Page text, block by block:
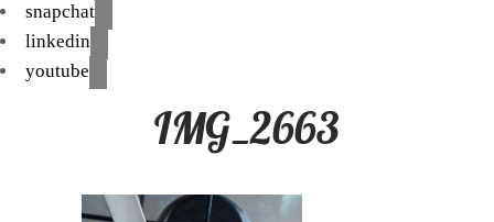
snapchat
linkedin
youtube
IMG_2663